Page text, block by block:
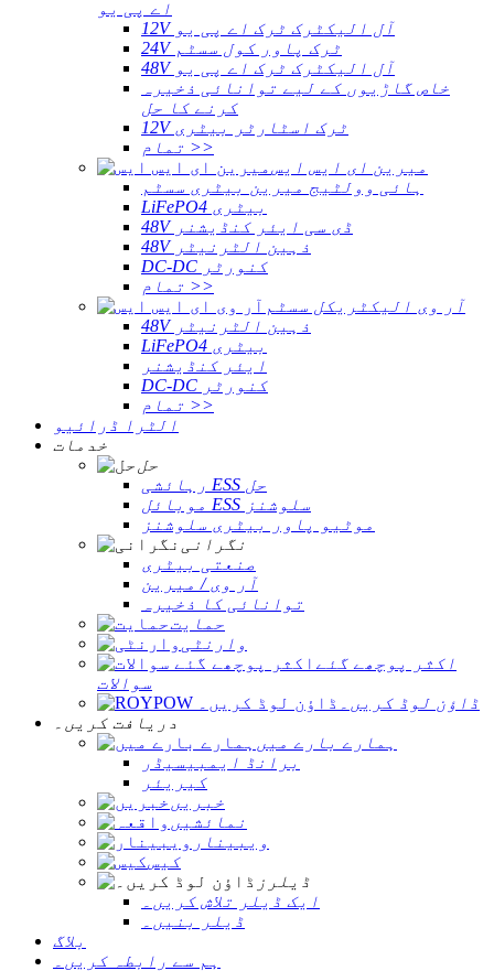
اے پی یو
12V آل الیکٹرک ٹرک اے پی یو
24V ٹرک پاور کول سسٹم
48V آل الیکٹرک ٹرک اے پی یو
خاص گاڑیوں کے لیے توانائی ذخیرہ
کرنے کا حل
12V ٹرک اسٹارٹر بیٹری
تمام >>
میرین ای ایس ایس
ہائی وولٹیج میرین بیٹری سسٹم
LiFePO4 بیٹری
48V ڈی سی ایئر کنڈیشنر
48V ذہین الٹرنیٹر
DC-DC کنورٹر
تمام >>
آر وی الیکٹریکل سسٹم
48V ذہین الٹرنیٹر
LiFePO4 بیٹری
ایئر کنڈیشنر
DC-DC کنورٹر
تمام >>
الٹرا ڈرائیو
خدمات
حل
رہائشی ESS حل
موبائل ESS سلوشنز
موٹیو پاور بیٹری سلوشنز
نگرانی
صنعتی بیٹری
آر وی / میرین
توانائی کا ذخیرہ
حمایت
وارنٹی
اکثر پوچھے گئے
سوالات
ڈاؤن لوڈ کریں۔
دریافت کریں۔
ہمارے بارے میں
برانڈ ایمبیسیڈر
کیریئر
خبریں
نمائشیں
ویبینار
کیس
ڈیلرز
ایک ڈیلر تلاش کریں۔
ڈیلر بنیں۔
بلاگ
ہم سے رابطہ کریں۔